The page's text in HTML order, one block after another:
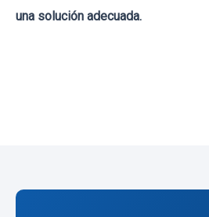
una solución adecuada.